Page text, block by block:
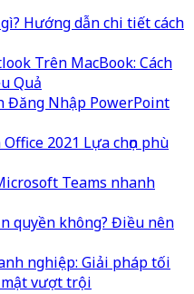
Hướng dẫn chi tiết cách
Trên MacBook: Cách
Quả
Đăng Nhập PowerPoint
2021 Lựa chọn phù
Teams nhanh
quyền không? Điều nên
nghiệp: Giải pháp tối
mật vượt trội